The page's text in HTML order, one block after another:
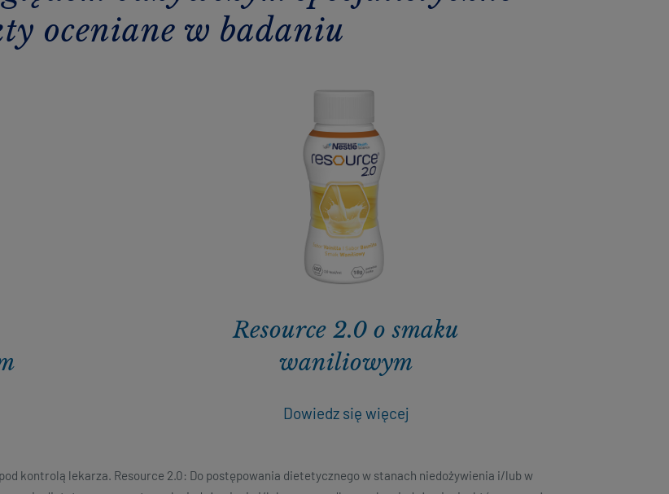
oceniane w badaniu
Resource 2.0 o smaku
waniliowym
Dowiedz się więcej
kontrolą lekarza. Resource 2.0: Do postępowania dietetycznego w stanach niedożywienia i/lub w